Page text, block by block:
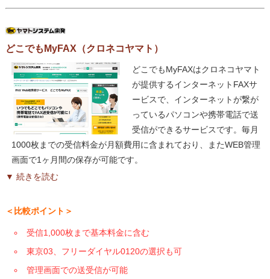
どこでもMyFAX（クロネコヤマト）
どこでもMyFAXはクロネコヤマト
が提供するインターネットFAXサ
ービスで、インターネットが繋が
っているパソコンや携帯電話で送
受信ができるサービスです。毎月
1000枚までの受信料金が月額費用に含まれており、またWEB管理
画面で1ヶ月間の保存が可能です。
▼ 続きを読む
＜比較ポイント＞
受信1,000枚まで基本料金に含む
東京03、フリーダイヤル0120の選択も可
管理画面での送受信が可能